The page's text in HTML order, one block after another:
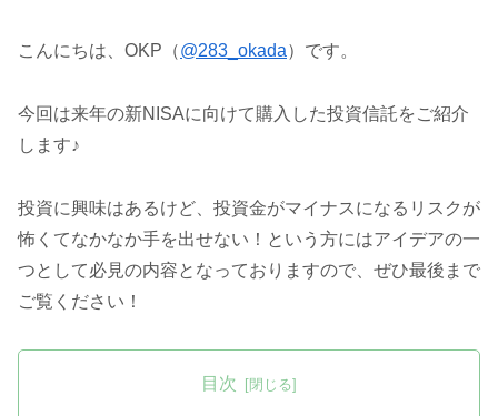
こんにちは、OKP（@283_okada）です。
今回は来年の新NISAに向けて購入した投資信託をご紹介
します♪
投資に興味はあるけど、投資金がマイナスになるリスクが
怖くてなかなか手を出せない！という方にはアイデアの一
つとして必見の内容となっておりますので、ぜひ最後まで
ご覧ください！
目次